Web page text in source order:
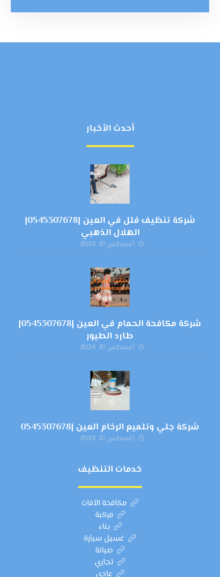
أحدث الأخبار
شركة تنظيف فلل في العين |0545307678|
الهلال الذهبي
أغسطس 10, 2024
شركة مكافحة الحمام في العين |0545307678|
طارد الطيور
أغسطس 10, 2024
شركة جلي وتلميع الرخام العين |0545307678
أغسطس 10, 2024
خدمات التنظيف
مكافحة الآفات
مركبة
بناء
غسيل سيارة
صيانة
تجاري
عادي